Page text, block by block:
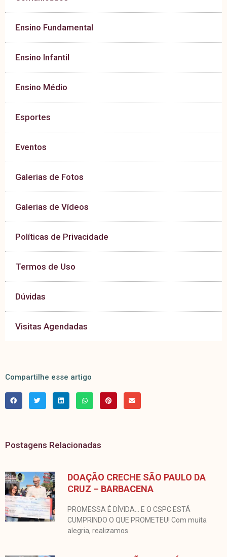
Ensino Fundamental
Ensino Infantil
Ensino Médio
Esportes
Eventos
Galerias de Fotos
Galerias de Vídeos
Políticas de Privacidade
Termos de Uso
Dúvidas
Visitas Agendadas
Compartilhe esse artigo
Postagens Relacionadas
DOAÇÃO CRECHE SÃO PAULO DA
CRUZ – BARBACENA
PROMESSA É DÍVIDA… E O CSPC ESTÁ
CUMPRINDO O QUE PROMETEU! Com muita
alegria, realizamos